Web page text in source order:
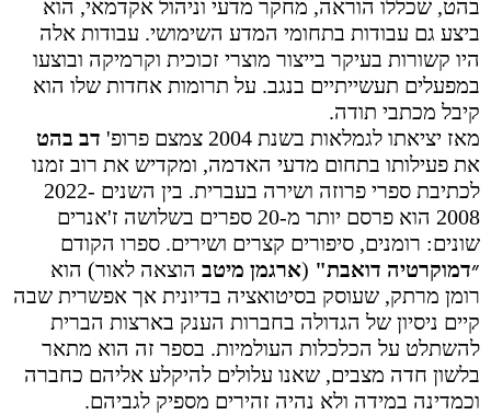
בהט, שכללו הוראה, מחקר מדעי וניהול אקדמאי, הוא
ביצע גם עבודות בתחומי המדע השימושי. עבודות אלה
היו קשורות בעיקר בייצור מוצרי זכוכית וקרמיקה ובוצעו
במפעלים תעשייתיים בנגב. על תרומות אחדות שלו הוא
קיבל מכתבי תודה.
מאז יציאתו לגמלאות בשנת 2004 צמצם פרופ'
דב בהט
את פעילותו בתחום מדעי האדמה, ומקדיש את רוב זמנו
לכתיבת ספרי פרוזה ושירה בעברית. בין השנים 2022-
2008 הוא פרסם יותר מ-20 ספרים בשלושה ז'אנרים
שונים: רומנים, סיפורים קצרים ושירים. ספרו הקודם
״דמוקרטיה דואבת" (ארגמן מיטב הוצאה לאור) הוא
רומן מרתק, שעוסק בסיטואציה בדיונית אך אפשרית שבה
קיים ניסיון של הגדולה בחברות הענק בארצות הברית
להשתלט על הכלכלות העולמיות. בספר זה הוא מתאר
בלשון חדה מצבים, שאנו עלולים להיקלע אליהם כחברה
וכמדינה במידה ולא נהיה זהירים מספיק לגביהם.